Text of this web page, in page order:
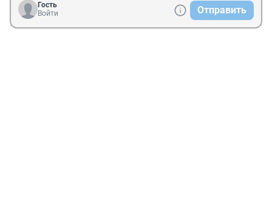
Гость
Войти
Отправить